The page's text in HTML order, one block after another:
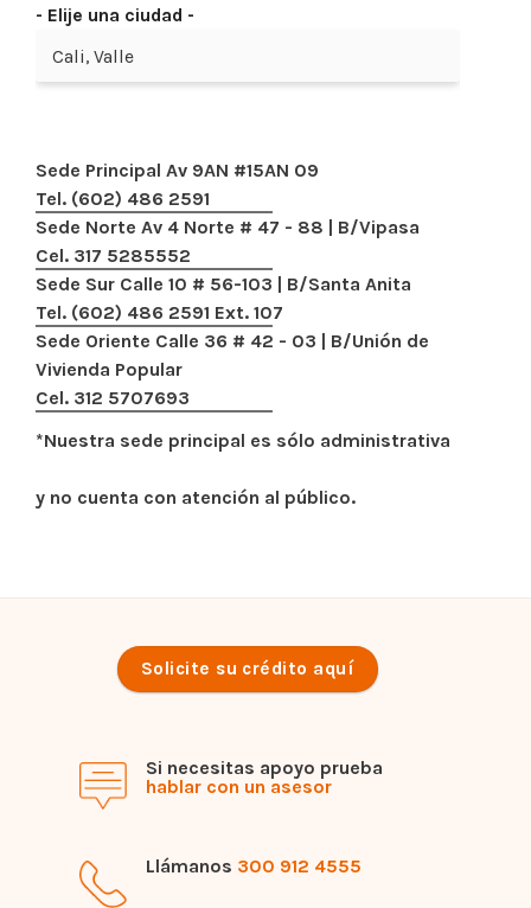
- Elije una ciudad -
Sede Principal Av 9AN #15AN 09
Tel. (602) 486 2591
Sede Norte Av 4 Norte # 47 - 88 | B/Vipasa
Cel. 317 5285552
Sede Sur Calle 10 # 56-103 | B/Santa Anita
Tel. (602) 486 2591 Ext. 107
Sede Oriente Calle 36 # 42 - 03 | B/Unión de
Vivienda Popular
Cel. 312 5707693
*Nuestra sede principal es sólo administrativa
y no cuenta con atención al público.
Solicite su crédito aquí
Si necesitas apoyo prueba
hablar con un asesor
Llámanos 300 912 4555